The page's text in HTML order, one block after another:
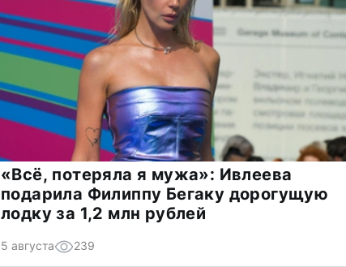
«Всё, потеряла я мужа»: Ивлеева
подарила Филиппу Бегаку дорогущую
лодку за 1,2 млн рублей
5 августа 239